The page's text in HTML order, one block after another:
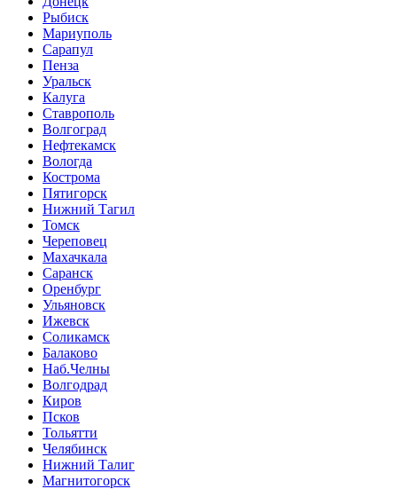
Рыбиск
Мариуполь
Сарапул
Пенза
Уральск
Калуга
Ставрополь
Волгоград
Нефтекамск
Вологда
Кострома
Пятигорск
Нижний Тагил
Томск
Череповец
Махачкала
Саранск
Оренбург
Ульяновск
Ижевск
Соликамск
Балаково
Наб.Челны
Волгодрад
Киров
Псков
Тольятти
Челябинск
Нижний Талиг
Магнитогорск